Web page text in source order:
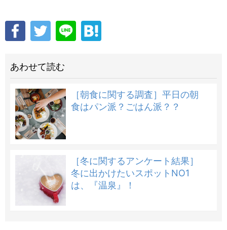
あわせて読む
［朝食に関する調査］平日の朝
食はパン派？ごはん派？？
［冬に関するアンケート結果］
冬に出かけたいスポットNO1
は、『温泉』！